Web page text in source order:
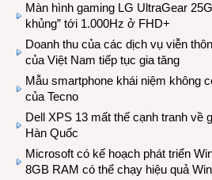
Màn hình gaming LG UltraGear
khủng” tới 1.000Hz ở FHD+
Doanh thu của các dịch vụ viễn
của Việt Nam tiếp tục gia tăng
Mẫu smartphone khái niệm không
của Tecno
Dell XPS 13 mất thế cạnh tranh về
Hàn Quốc
Microsoft có kế hoạch phát triển
8GB RAM có thể chạy hiệu quả